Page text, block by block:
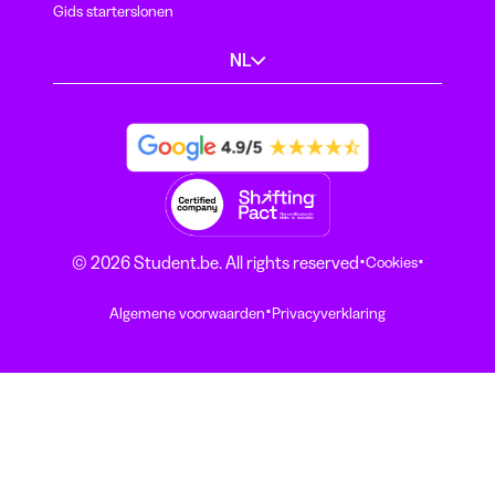
Gids starterslonen
NL
© 2026 Student.be. All rights reserved·Cookies·
Algemene voorwaarden·Privacyverklaring